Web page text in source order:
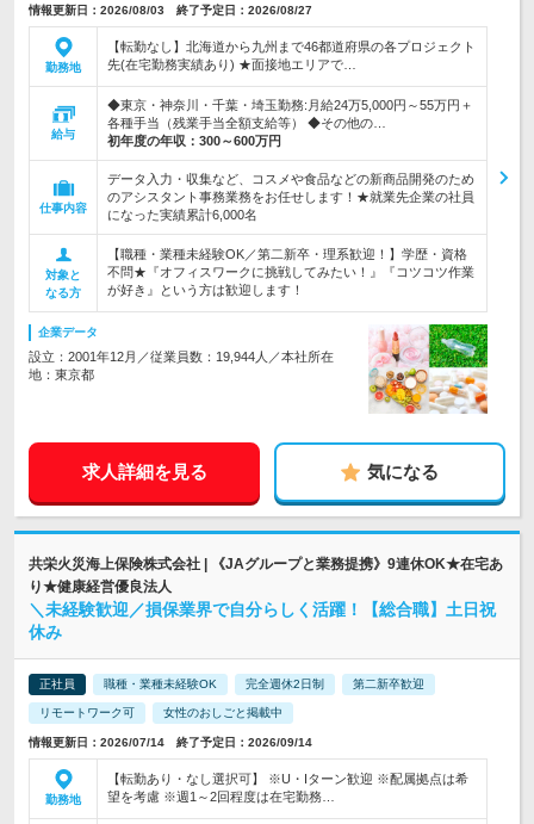
情報更新日：2026/08/03 終了予定日：2026/08/27
勤務地
【転勤なし】北海道から九州まで46都道府県の各プロジェクト
先(在宅勤務実績あり) ★面接地エリアで…
給与
◆東京・神奈川・千葉・埼玉勤務:月給24万5,000円～55万円＋
各種手当（残業手当全額支給等） ◆その他の…
初年度の年収： 300～600万円
仕事内容
データ入力・収集など、コスメや食品などの新商品開発のため
のアシスタント事務業務をお任せします！★就業先企業の社員
になった実績累計6,000名
対象と
なる方
【職種・業種未経験OK／第二新卒・理系歓迎！】学歴・資格
不問★『オフィスワークに挑戦してみたい！』『コツコツ作業
が好き』という方は歓迎します！
企業データ
設立：2001年12月／従業員数：19,944人／本社所在
地：東京都
求人詳細を見る 気になる
共栄火災海上保険株式会社 | 《JAグループと業務提携》9連休OK★在宅あ
り★健康経営優良法人
＼未経験歓迎／損保業界で自分らしく活躍！【総合職】土日祝
休み
正社員 職種・業種未経験OK 完全週休2日制 第二新卒歓迎
リモートワーク可 女性のおしごと掲載中
情報更新日：2026/07/14 終了予定日：2026/09/14
勤務地
【転勤あり・なし選択可】 ※U・Iターン歓迎 ※配属拠点は希
望を考慮 ※週1～2回程度は在宅勤務…